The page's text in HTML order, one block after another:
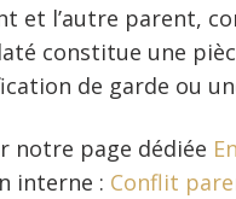
et l’autre parent,
constitue une
de garde ou
notre page dédiée
interne : Conflit